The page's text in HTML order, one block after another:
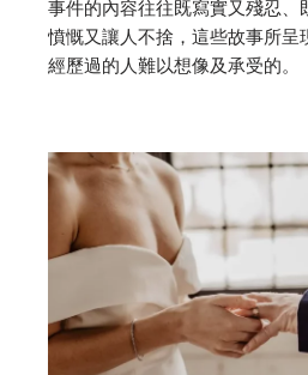
事件的內容往往既寫實又殘忍、
憤慨又讓人不捨，這些故事所呈
經歷過的人難以想像及承受的。